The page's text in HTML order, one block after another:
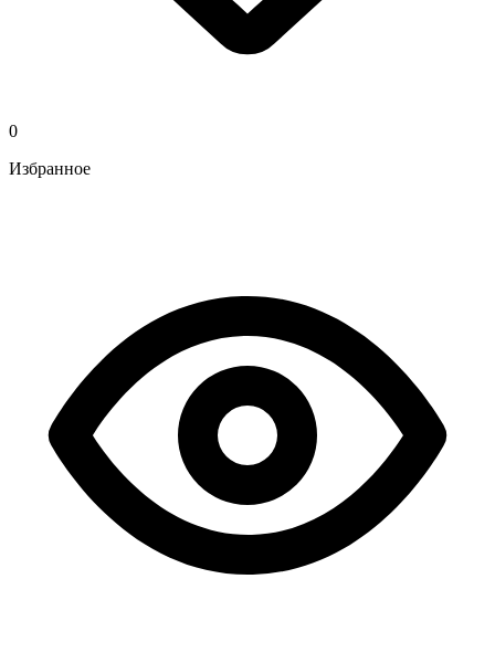
0
Избранное